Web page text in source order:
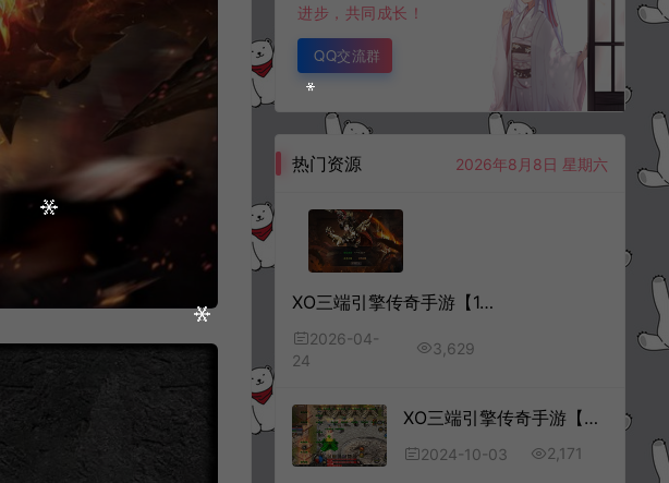
进步，共同成长！
QQ交流群
热门资源 2026年8月8日 星期六
XO三端引擎传奇手游【1.76巨龙金币合击版】4月最新整理Win一键服务端+PC安卓苹果+详细搭建教程+视频教程
2026-04-
24
3,629
XO三端引擎传奇手游【九龙星王合击版】10月最新整理Win一键服务端+安卓苹果双端+详细搭建教程+视频教程
2024-10-03 2,171